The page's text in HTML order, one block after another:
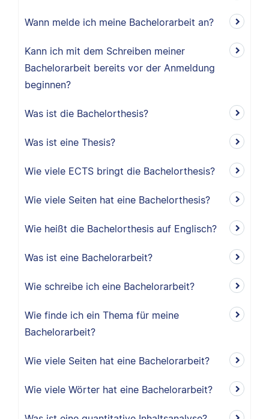
Wann melde ich meine Bachelorarbeit an?
Kann ich mit dem Schreiben meiner
Bachelorarbeit bereits vor der Anmeldung
beginnen?
Was ist die Bachelorthesis?
Was ist eine Thesis?
Wie viele ECTS bringt die Bachelorthesis?
Wie viele Seiten hat eine Bachelorthesis?
Wie heißt die Bachelorthesis auf Englisch?
Was ist eine Bachelorarbeit?
Wie schreibe ich eine Bachelorarbeit?
Wie finde ich ein Thema für meine
Bachelorarbeit?
Wie viele Seiten hat eine Bachelorarbeit?
Wie viele Wörter hat eine Bachelorarbeit?